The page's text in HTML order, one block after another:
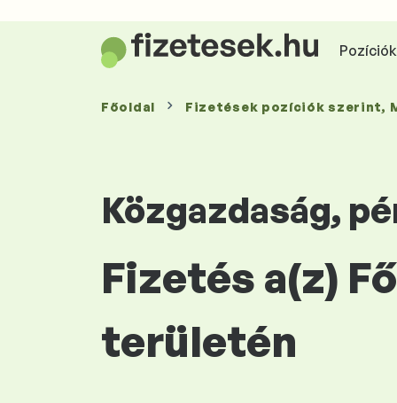
Főoldal Fizetések pozíciók szerint,
Közgazdaság,
Fizetés a(z)
területén